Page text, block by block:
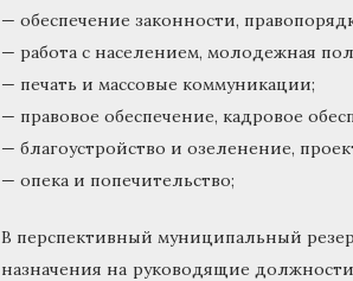
— обеспечение законности,
— работа с населением, молодежная
— печать и массовые коммуникации;
— правовое обеспечение, кадровое
— благоустройство и озеленение,
— опека и попечительство;
В перспективный муниципальный
назначения на руководящие